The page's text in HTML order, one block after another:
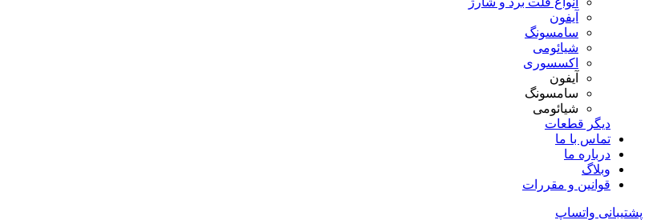
آیفون
سامسونگ
شیائومی
اکسسوری
آیفون
سامسونگ
شیائومی
دیگر قطعات
تماس با ما
درباره ما
وبلاگ
قوانین و مقررات
پشتیبانی واتساپ